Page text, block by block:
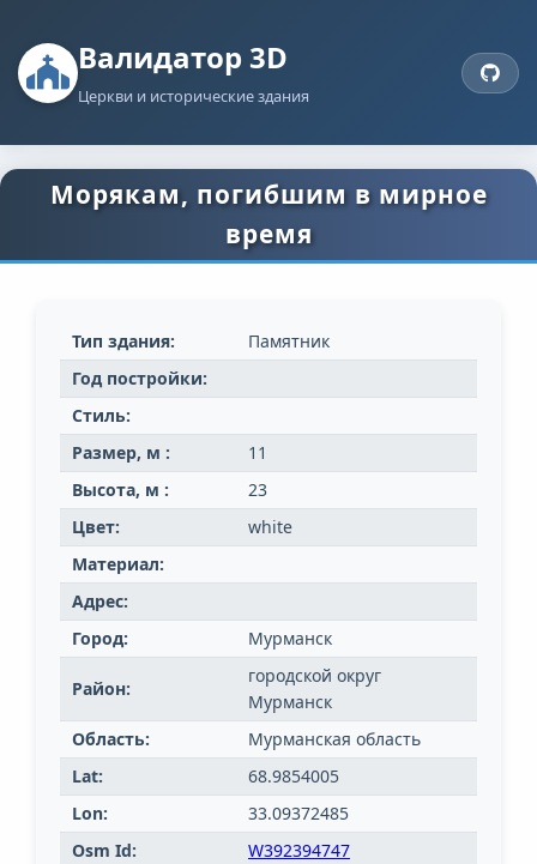
Валидатор 3D
Церкви и исторические здания
Морякам, погибшим в мирное
время
Тип здания:
Памятник
Год постройки:
Стиль:
Размер, м :
11
Высота, м :
23
Цвет:
white
Материал:
Адрес:
Город:
Мурманск
Район:
городской округ
Мурманск
Область:
Мурманская область
Lat:
68.9854005
Lon:
33.09372485
Osm Id:
W392394747